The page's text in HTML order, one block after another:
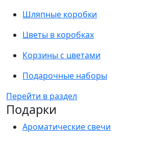
Шляпные коробки
Цветы в коробках
Корзины с цветами
Подарочные наборы
Перейти в раздел
Подарки
Ароматические свечи